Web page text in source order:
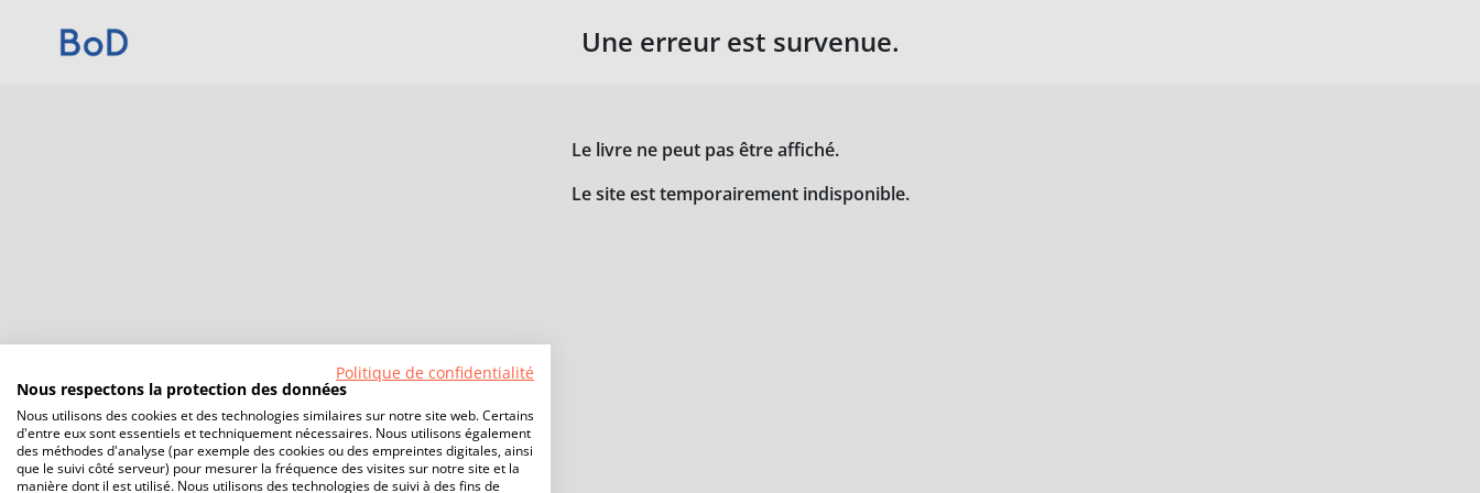
Une erreur est survenue.
Le livre ne peut pas être affiché.
Le site est temporairement indisponible.
Politique de confidentialité
Nous respectons la protection des données
Nous utilisons des cookies et des technologies similaires sur notre site web. Certains
d'entre eux sont essentiels et techniquement nécessaires. Nous utilisons également
des méthodes d'analyse (par exemple des cookies ou des empreintes digitales, ainsi
que le suivi côté serveur) pour mesurer la fréquence des visites sur notre site et la
manière dont il est utilisé. Nous utilisons des technologies de suivi à des fins de